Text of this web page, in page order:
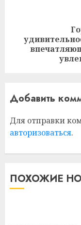
Следующая
запись:
Добавить
Для отправки
авторизоваться.
ПОХОЖИЕ